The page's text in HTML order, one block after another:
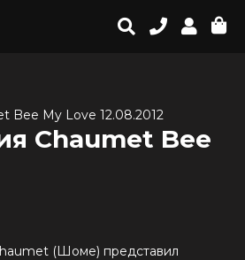
Bee My Love 12.08.2012
Chaumet Bee
(Шоме) представил